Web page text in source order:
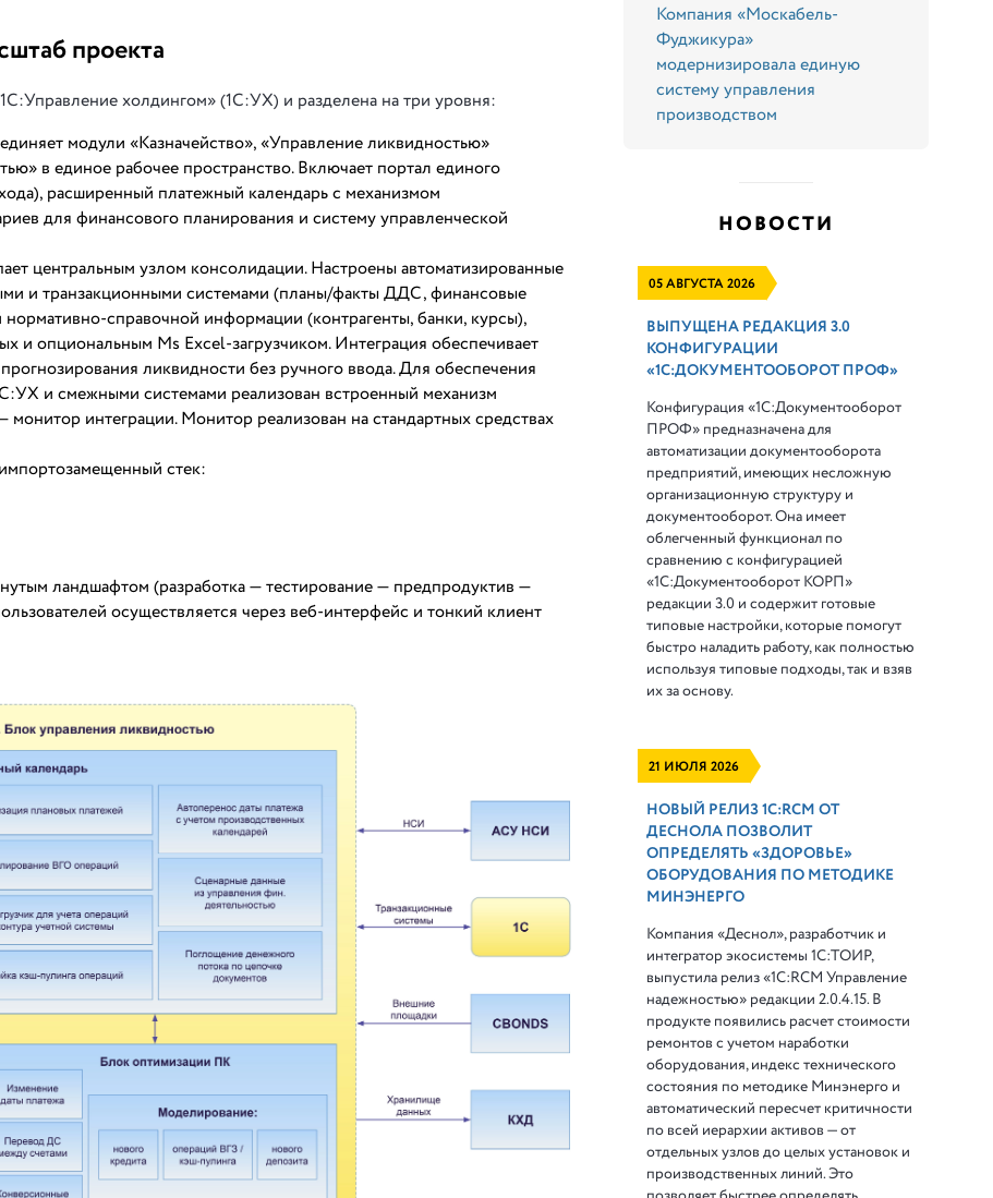
проекта
холдингом» (1С:УХ) и разделена на три уровня:
модули «Казначейство», «Управление ликвидностью»
в единое рабочее пространство. Включает портал единого
расширенный платежный календарь с механизмом
для финансового планирования и систему управленческой
центральным узлом консолидации. Настроены автоматизированные
и транзакционными системами (планы/факты ДДС, финансовые
справочной информации (контрагенты, банки, курсы),
и опциональным Ms Excel-загрузчиком. Интеграция обеспечивает
ликвидности без ручного ввода. Для обеспечения
и смежными системами реализован встроенный механизм
интеграции. Монитор реализован на стандартных средствах
стек:
ландшафтом (разработка — тестирование — предпродуктив —
осуществляется через веб-интерфейс и тонкий клиент
Компания «Москабель-
Фуджикура»
модернизировала единую
систему управления
производством
НОВОСТИ
05 АВГУСТА 2026
ВЫПУЩЕНА РЕДАКЦИЯ 3.0
КОНФИГУРАЦИИ
«1С:ДОКУМЕНТООБОРОТ ПРОФ»
Конфигурация «1С:Документооборот
ПРОФ» предназначена для
автоматизации документооборота
предприятий, имеющих несложную
организационную структуру и
документооборот. Она имеет
облегченный функционал по
сравнению с конфигурацией
«1С:Документооборот КОРП»
редакции 3.0 и содержит готовые
типовые настройки, которые помогут
быстро наладить работу, как полностью
используя типовые подходы, так и взяв
их за основу.
21 ИЮЛЯ 2026
НОВЫЙ РЕЛИЗ 1С:RCM ОТ
ДЕСНОЛА ПОЗВОЛИТ
ОПРЕДЕЛЯТЬ «ЗДОРОВЬЕ»
ОБОРУДОВАНИЯ ПО МЕТОДИКЕ
МИНЭНЕРГО
Компания «Деснол», разработчик и
интегратор экосистемы 1С:ТОИР,
выпустила релиз «1С:RCM Управление
надежностью» редакции 2.0.4.15. В
продукте появились расчет стоимости
ремонтов с учетом наработки
оборудования, индекс технического
состояния по методике Минэнерго и
автоматический пересчет критичности
по всей иерархии активов — от
отдельных узлов до целых установок и
производственных линий. Это